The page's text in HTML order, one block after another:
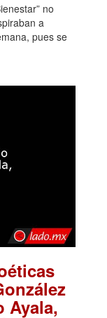
no
a
pues se
Ayala,